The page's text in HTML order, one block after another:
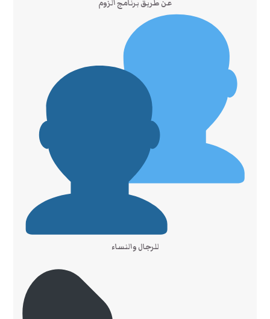
عن طريق برنامج الزوم
للرجال والنساء